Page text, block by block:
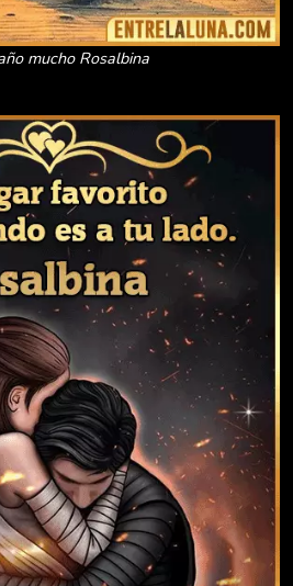
mucho Rosalbina